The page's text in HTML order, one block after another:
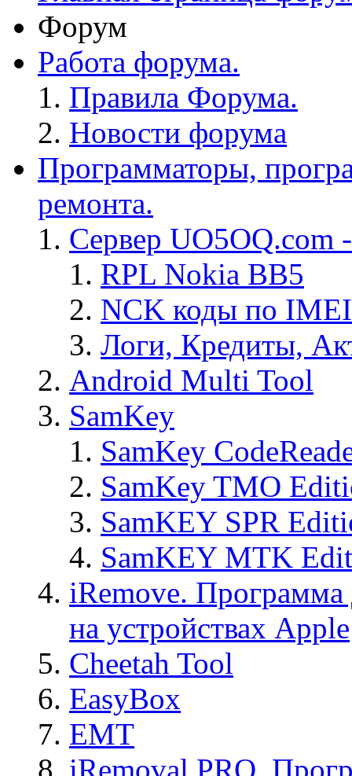
Форум
Работа форума.
Правила Форума.
Новости форума
Программаторы,
ремонта.
Сервер
RPL Nokia BB5
NCK коды по IMEI
Логи, Кредиты,
Android Multi Tool
SamKey
SamKey
SamKey TMO
SamKEY SPR
SamKEY MTK
iRemove. Программа
на устройствах Apple
Cheetah Tool
EasyBox
EMT